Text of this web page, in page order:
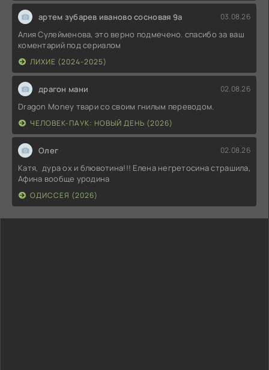
артем зубарев иваново сосновая 9а 03.08.26
Алия Сулейменова, это верно подмечено. спасибо за ваш
коментарий под сериалом
ЛИХИЕ (2024-2025)
драгон мани 02.08.26
Dragon Money твари со своим гнилым переводом.
ЧЕЛОВЕК-ПАУК: НОВЫЙ ДЕНЬ (2026)
Олег 02.08.26
Катя, дура ох и блювотина!!! Елена негретосина страшила,
Афина вообще уродина
ОДИССЕЯ (2026)